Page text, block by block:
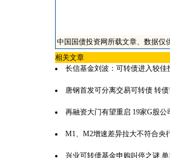
中国国债投资网所载文章、数据仅
相关文章
长信基金刘波：可转债进入较佳
唐钢首发可分离交易可转债 转
再融资大门有望重启 19家G股公
M1、M2增速差异拉大不符合央
兴业可转债基金申购叫停之谜